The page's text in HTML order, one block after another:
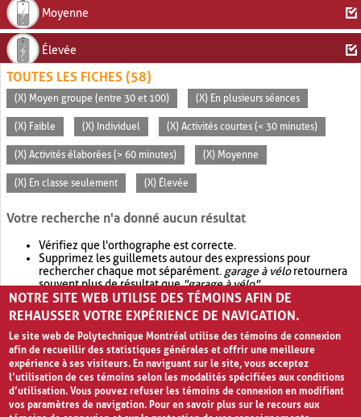
Moyenne
Élevée
TOUTES LES FICHES (58)
(X) Moyen groupe (entre 30 et 100) (X) En plusieurs séances
(X) Faible (X) Individuel (X) Activités courtes (< 30 minutes)
(X) Activités élaborées (> 60 minutes) (X) Moyenne
(X) En classe seulement (X) Élevée
Votre recherche n'a donné aucun résultat
Vérifiez que l'orthographe est correcte.
Supprimez les guillemets autour des expressions pour
rechercher chaque mot séparément. garage à véloretournera
souvent plus de résultat que"garage à vélo".
Envisagez d'élargir votre recherche avec OR.garage OR vélo
retournera souvent plus de résultat quegarage à vélo
NOTRE SITE WEB UTILISE DES TÉMOINS AFIN DE
REHAUSSER VOTRE EXPÉRIENCE DE NAVIGATION.
Le site web de Polytechnique Montréal utilise des témoins de connexion
afin de recueillir des statistiques générales et offrir une meilleure
expérience à ses visiteurs. En naviguant sur le site, vous acceptez
l’utilisation de ces témoins selon les modalités spécifiées aux conditions
d’utilisation. Vous pouvez refuser les témoins de connexion en modifiant
vos paramètres de navigation. Pour en savoir plus sur le recours aux